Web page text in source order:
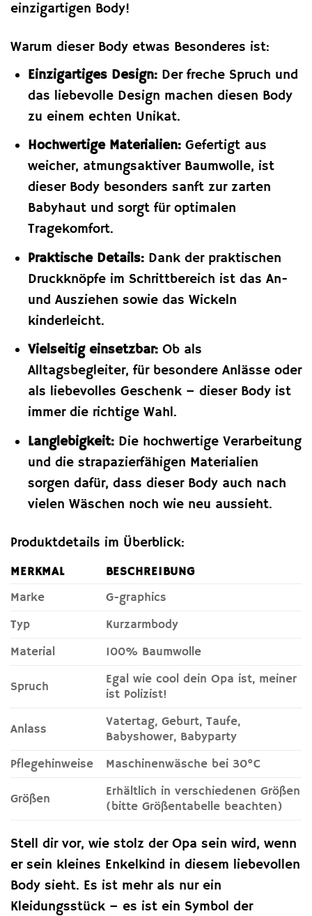
einzigartigen Body!
Warum dieser Body etwas Besonderes ist:
Einzigartiges Design:Der freche Spruch und
das liebevolle Design machen diesen Body
zu einem echten Unikat.
Hochwertige Materialien:Gefertigt aus
weicher, atmungsaktiver Baumwolle, ist
dieser Body besonders sanft zur zarten
Babyhaut und sorgt für optimalen
Tragekomfort.
Praktische Details:Dank der praktischen
Druckknöpfe im Schrittbereich ist das An-
und Ausziehen sowie das Wickeln
kinderleicht.
Vielseitig einsetzbar:Ob als
Alltagsbegleiter, für besondere Anlässe oder
als liebevolles Geschenk – dieser Body ist
immer die richtige Wahl.
Langlebigkeit:Die hochwertige Verarbeitung
und die strapazierfähigen Materialien
sorgen dafür, dass dieser Body auch nach
vielen Wäschen noch wie neu aussieht.
Produktdetails im Überblick:
MERKMAL
BESCHREIBUNG
Marke
G-graphics
Typ
Kurzarmbody
Material
100% Baumwolle
Spruch
Egal wie cool dein Opa ist, meiner
ist Polizist!
Anlass
Vatertag, Geburt, Taufe,
Babyshower, Babyparty
Pflegehinweise
Maschinenwäsche bei 30°C
Größen
Erhältlich in verschiedenen Größen
(bitte Größentabelle beachten)
Stell dir vor, wie stolz der Opa sein wird, wenn
er sein kleines Enkelkind in diesem liebevollen
Body sieht. Es ist mehr als nur ein
Kleidungsstück – es ist ein Symbol der